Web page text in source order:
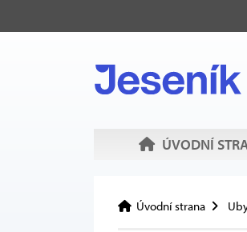
ÚVODNÍ
Úvodní strana